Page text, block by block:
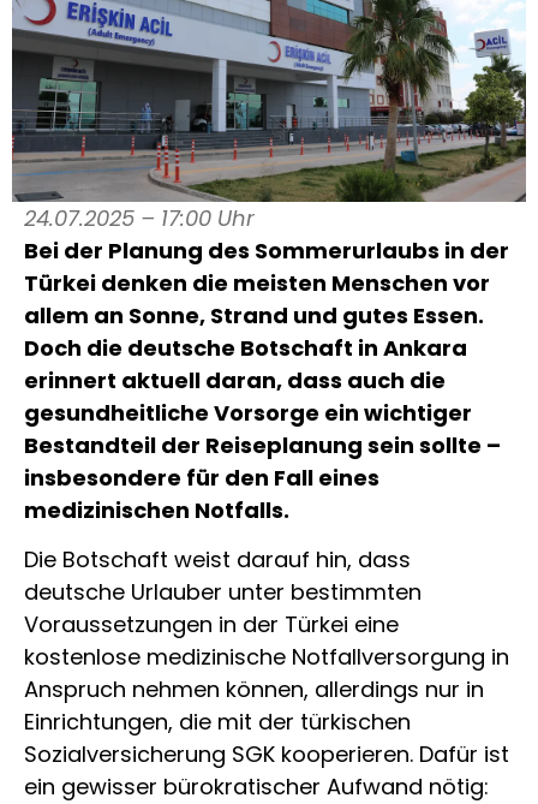
24.07.2025 – 17:00 Uhr
Bei der Planung des Sommerurlaubs in der
Türkei denken die meisten Menschen vor
allem an Sonne, Strand und gutes Essen.
Doch die deutsche Botschaft in Ankara
erinnert aktuell daran, dass auch die
gesundheitliche Vorsorge ein wichtiger
Bestandteil der Reiseplanung sein sollte –
insbesondere für den Fall eines
medizinischen Notfalls.
Die Botschaft weist darauf hin, dass
deutsche Urlauber unter bestimmten
Voraussetzungen in der Türkei eine
kostenlose medizinische Notfallversorgung in
Anspruch nehmen können, allerdings nur in
Einrichtungen, die mit der türkischen
Sozialversicherung SGK kooperieren. Dafür ist
ein gewisser bürokratischer Aufwand nötig: